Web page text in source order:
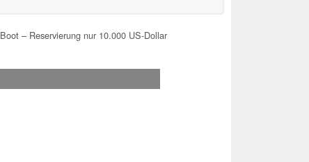
– Reservierung nur 10.000 US-Dollar